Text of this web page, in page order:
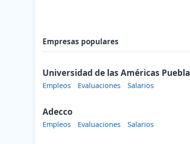
Empresas populares
Universidad de las Américas Puebla
Empleos Evaluaciones Salarios
Adecco
Empleos Evaluaciones Salarios